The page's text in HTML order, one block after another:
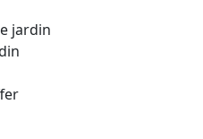
jardin